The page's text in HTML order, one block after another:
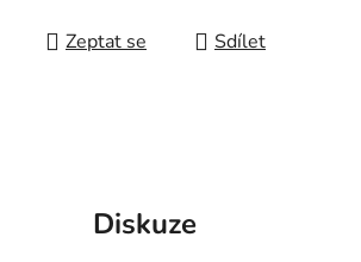
Zeptat se Sdílet
Diskuze